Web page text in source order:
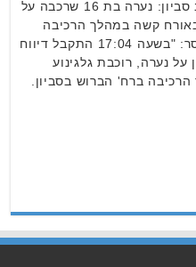
תאונת דרכים אירעה הערב ביישוב סביון: נערה בת 16 שרכבה על
קשה במהלך הרכיבה
ברחוב הברוש. מדוברות מד"א נמסר: "בשעה 17:04 התקבל דיווח
על נערה, רוכבת גלגינוע
ברח' הברוש בסביון.